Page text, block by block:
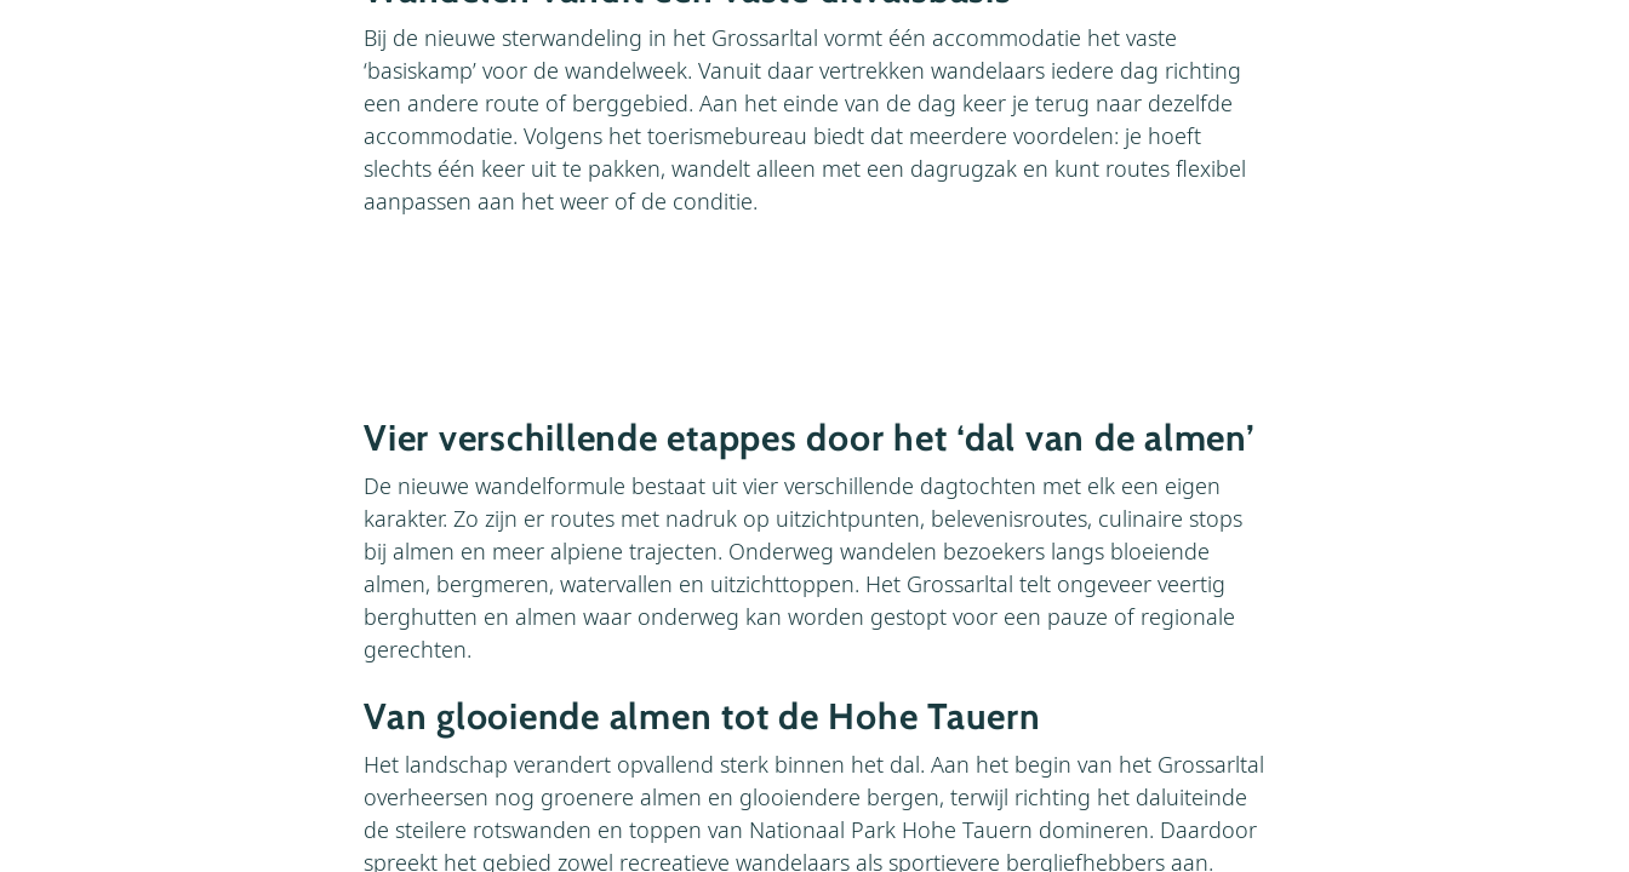
Bij de nieuwe sterwandeling in het Grossarltal vormt één accommodatie het vaste
‘basiskamp’ voor de wandelweek. Vanuit daar vertrekken wandelaars iedere dag richting
een andere route of berggebied. Aan het einde van de dag keer je terug naar dezelfde
accommodatie. Volgens het toerismebureau biedt dat meerdere voordelen: je hoeft
slechts één keer uit te pakken, wandelt alleen met een dagrugzak en kunt routes flexibel
aanpassen aan het weer of de conditie.
Vier verschillende etappes door het ‘dal van de almen’
De nieuwe wandelformule bestaat uit vier verschillende dagtochten met elk een eigen
karakter. Zo zijn er routes met nadruk op uitzichtpunten, belevenisroutes, culinaire stops
bij almen en meer alpiene trajecten. Onderweg wandelen bezoekers langs bloeiende
almen, bergmeren, watervallen en uitzichttoppen. Het Grossarltal telt ongeveer veertig
berghutten en almen waar onderweg kan worden gestopt voor een pauze of regionale
gerechten.
Van glooiende almen tot de Hohe Tauern
Het landschap verandert opvallend sterk binnen het dal. Aan het begin van het Grossarltal
overheersen nog groenere almen en glooiendere bergen, terwijl richting het daluiteinde
de steilere rotswanden en toppen van Nationaal Park Hohe Tauern domineren. Daardoor
spreekt het gebied zowel recreatieve wandelaars als sportievere bergliefhebbers aan.